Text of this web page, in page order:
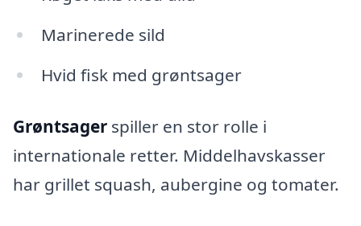
Marinerede sild
Hvid fisk med grøntsager
Grøntsager spiller en stor rolle i
internationale retter. Middelhavskasser
har grillet squash, aubergine og tomater.